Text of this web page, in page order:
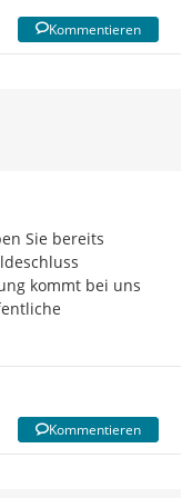
Kommentieren
Sie bereits
kommt bei uns
Kommentieren